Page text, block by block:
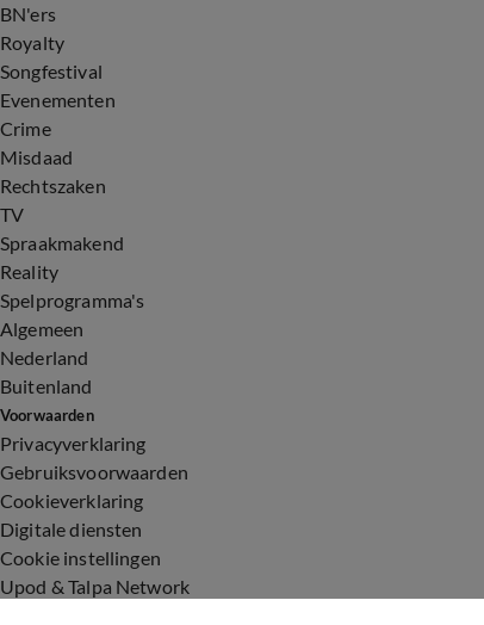
BN'ers
Royalty
Songfestival
Evenementen
Crime
Misdaad
Rechtszaken
TV
Spraakmakend
Reality
Spelprogramma's
Algemeen
Nederland
Buitenland
Voorwaarden
Privacyverklaring
Gebruiksvoorwaarden
Cookieverklaring
Digitale diensten
Cookie instellingen
Upod & Talpa Network